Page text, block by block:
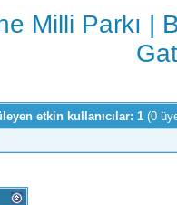
Milli Parkı |
etkin kullanıcılar: 1 (0